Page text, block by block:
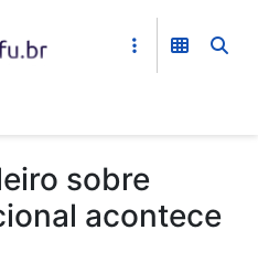
sobre
acontece